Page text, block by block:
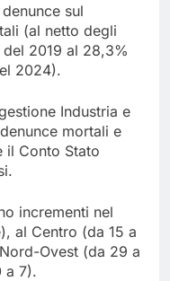
sul
(al netto degli
2019 al 28,3%
2024).
Industria e
mortali e
il Conto Stato
incrementi nel
al Centro (da 15 a
Ovest (da 29 a
a 7).